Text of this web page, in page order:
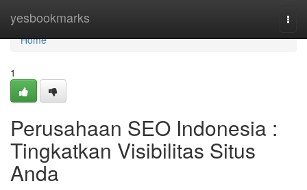
yesbookmarks
Home
Home
1
Perusahaan SEO Indonesia :
Tingkatkan Visibilitas Situs
Anda